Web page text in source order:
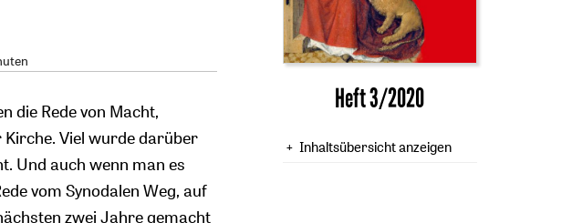
die Rede von Macht,
Kirche. Viel wurde darüber
Und auch wenn man es
vom Synodalen Weg, auf
zwei Jahre gemacht
Heft 3/2020
Inhaltsübersicht anzeigen